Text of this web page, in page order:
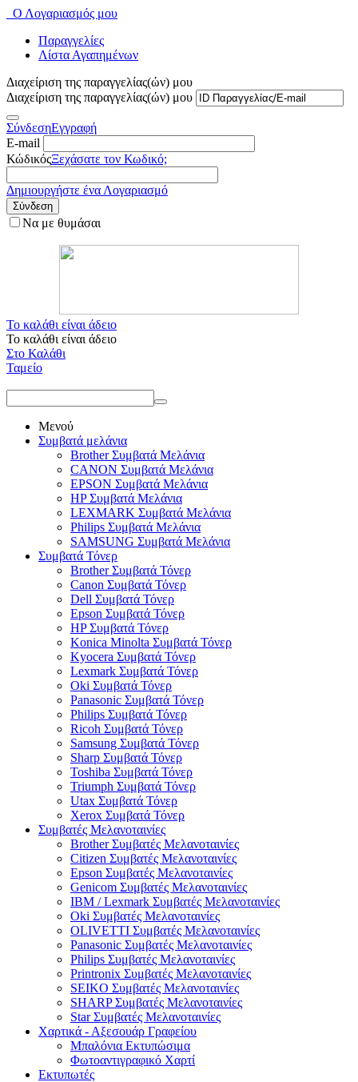
Ο Λογαριασμός μου
Παραγγελίες
Λίστα Αγαπημένων
Διαχείριση της παραγγελίας(ών) μου
Διαχείριση της παραγγελίας(ών) μου
ΣύνδεσηΕγγραφή
E-mail
ΚώδικόςΞεχάσατε τον Κωδικό;
Δημιουργήστε ένα Λογαριασμό
Σύνδεση
Να με θυμάσαι
Το καλάθι είναι άδειο
Το καλάθι είναι άδειο
Στο Καλάθι
Ταμείο
Μενού
Συμβατά μελάνια
Brother Συμβατά Μελάνια
CANON Συμβατά Μελάνια
EPSON Συμβατά Μελάνια
HP Συμβατά Μελάνια
LEXMARK Συμβατά Μελάνια
Philips Συμβατά Μελάνια
SAMSUNG Συμβατά Μελάνια
Συμβατά Τόνερ
Brother Συμβατά Τόνερ
Canon Συμβατά Τόνερ
Dell Συμβατά Τόνερ
Epson Συμβατά Τόνερ
HP Συμβατά Τόνερ
Konica Minolta Συμβατά Τόνερ
Kyocera Συμβατά Τόνερ
Lexmark Συμβατά Τόνερ
Oki Συμβατά Τόνερ
Panasonic Συμβατά Τόνερ
Philips Συμβατά Τόνερ
Ricoh Συμβατά Τόνερ
Samsung Συμβατά Τόνερ
Sharp Συμβατά Τόνερ
Toshiba Συμβατά Τόνερ
Triumph Συμβατά Τόνερ
Utax Συμβατά Τόνερ
Xerox Συμβατά Τόνερ
Συμβατές Μελανοταινίες
Brother Συμβατές Μελανοταινίες
Citizen Συμβατές Μελανοταινίες
Epson Συμβατές Μελανοταινίες
Genicom Συμβατές Μελανοταινίες
IBM / Lexmark Συμβατές Μελανοταινίες
Oki Συμβατές Μελανοταινίες
OLIVETTI Συμβατές Μελανοταινίες
Panasonic Συμβατές Μελανοταινίες
Philips Συμβατές Μελανοταινίες
Printronix Συμβατές Μελανοταινίες
SEIKO Συμβατές Μελανοταινίες
SHARP Συμβατές Μελανοταινίες
Star Συμβατές Μελανοταινίες
Χαρτικά - Αξεσουάρ Γραφείου
Μπαλόνια Εκτυπώσιμα
Φωτοαντιγραφικό Χαρτί
Εκτυπωτές